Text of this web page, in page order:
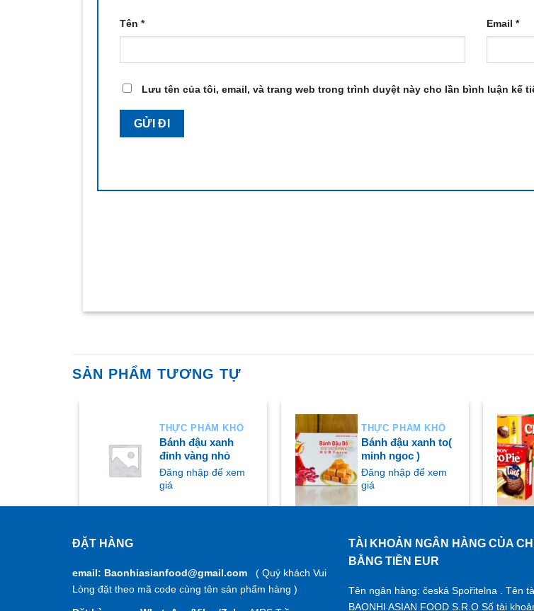
Tên * Email *
Lưu tên của tôi, email, và trang web trong trình duyệt này cho lần bình luận kế
SẢN PHẨM TƯƠNG TỰ
THỰC PHẨM KHÔ
Bánh đậu xanh
đỉnh vàng nhỏ
Đăng nhập để xem
giá
THỰC PHẨM KHÔ
Bánh đậu xanh to(
minh ngoc )
Đăng nhập để xem
giá
MUA NGAY
ĐẶT HÀNG
email: Baonhiasianfood@gmail.com ( Quý khách Vui
Lòng đặt theo mã code cùng tên sản phẩm hàng )
TÀI KHOẢN NGÂN HÀNG CỦA
BẰNG TIỀN EUR
Tên ngân hàng: česká Spořitelna . Tên
BAONHI ASIAN FOOD S.R.O Số tài